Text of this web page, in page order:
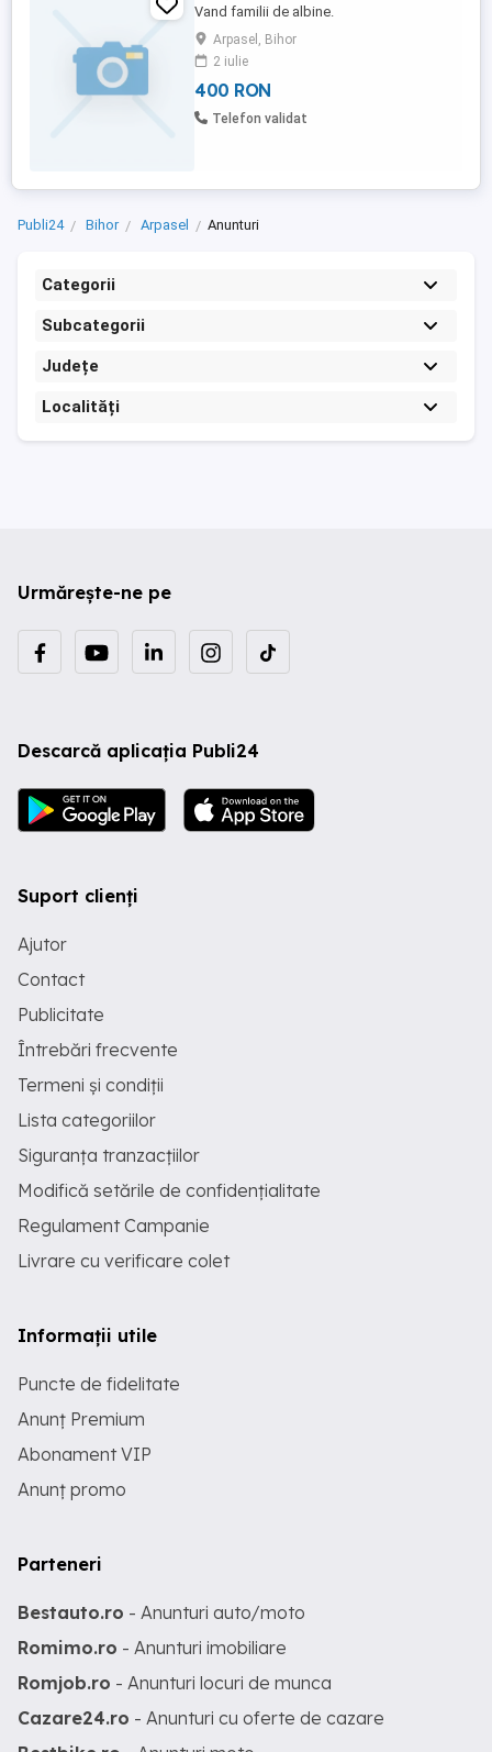
Vand familii de albine.
Arpasel, Bihor
2 iulie
400 RON
Telefon validat
Publi24 Bihor Arpasel Anunturi
Categorii
Subcategorii
Județe
Localități
Urmărește-ne pe
Descarcă aplicația Publi24
Suport clienți
Ajutor
Contact
Publicitate
Întrebări frecvente
Termeni și condiții
Lista categoriilor
Siguranța tranzacțiilor
Modifică setările de confidențialitate
Regulament Campanie
Livrare cu verificare colet
Informații utile
Puncte de fidelitate
Anunț Premium
Abonament VIP
Anunț promo
Parteneri
Bestauto.ro - Anunturi auto/moto
Romimo.ro - Anunturi imobiliare
Romjob.ro - Anunturi locuri de munca
Cazare24.ro - Anunturi cu oferte de cazare